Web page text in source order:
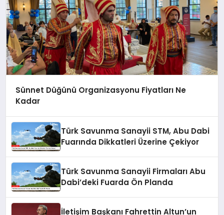
Sünnet Düğünü Organizasyonu Fiyatları Ne
Kadar
Türk Savunma Sanayii STM, Abu Dabi
Fuarında Dikkatleri Üzerine Çekiyor
Türk Savunma Sanayii Firmaları Abu
Dabi’deki Fuarda Ön Planda
İletişim Başkanı Fahrettin Altun’un